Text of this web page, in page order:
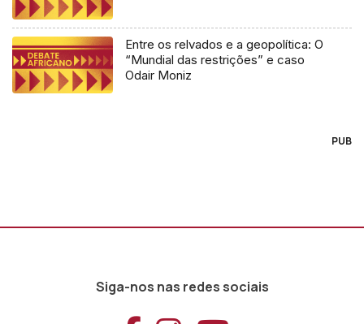
Entre os relvados e a geopolítica: O
“Mundial das restrições” e caso
Odair Moniz
PUB
Siga-nos nas redes sociais